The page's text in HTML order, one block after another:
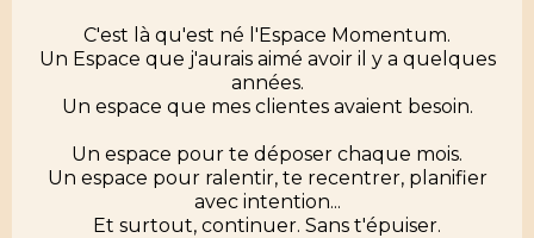
C'est là qu'est né l'Espace Momentum.
Un Espace que j'aurais aimé avoir il y a quelques
années.
Un espace que mes clientes avaient besoin.
Un espace pour te déposer chaque mois.
Un espace pour ralentir, te recentrer, planifier
avec intention...
Et surtout, continuer. Sans t'épuiser.